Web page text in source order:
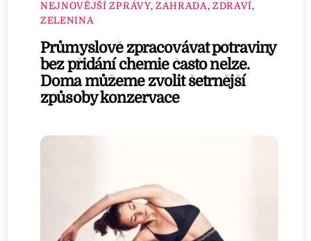
NEJNOVĚJŠÍ ZPRÁVY, ZAHRADA, ZDRAVÍ,
ZELENINA
Průmyslově zpracovávat potraviny
bez přidání chemie často nelze.
Doma můžeme zvolit šetrnější
způsoby konzervace